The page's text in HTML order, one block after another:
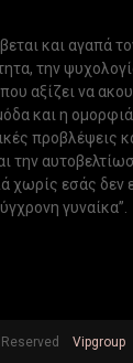
και αγαπά
την
αξίζει να
και η
προβλέψεις
την
χωρίς εσάς δεν
γυναίκα”.
Reserved Vipgroup